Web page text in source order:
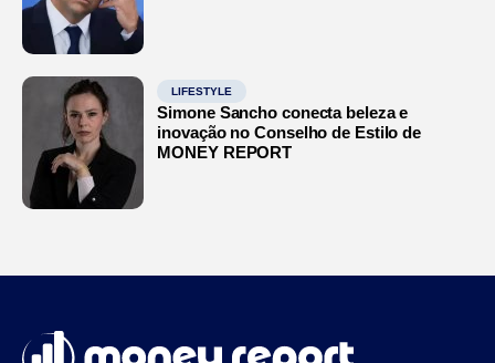
LIFESTYLE
Simone Sancho conecta beleza e
inovação no Conselho de Estilo de
MONEY REPORT